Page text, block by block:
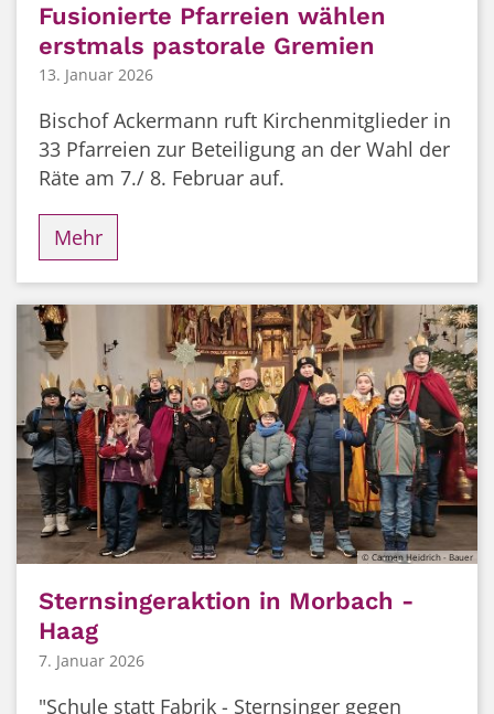
Fusionierte Pfarreien wählen
erstmals pastorale Gremien
13. Januar 2026
Bischof Ackermann ruft Kirchenmitglieder in
33 Pfarreien zur Beteiligung an der Wahl der
Räte am 7./ 8. Februar auf.
Mehr
© Carmen Heidrich - Bauer
Sternsingeraktion in Morbach -
Haag
7. Januar 2026
"Schule statt Fabrik - Sternsinger gegen